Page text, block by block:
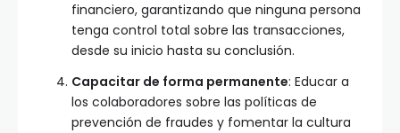
financiero, garantizando que ninguna persona
tenga control total sobre las transacciones,
desde su inicio hasta su conclusión.
Capacitar de forma permanente: Educar a
los colaboradores sobre las políticas de
prevención de fraudes y fomentar la cultura